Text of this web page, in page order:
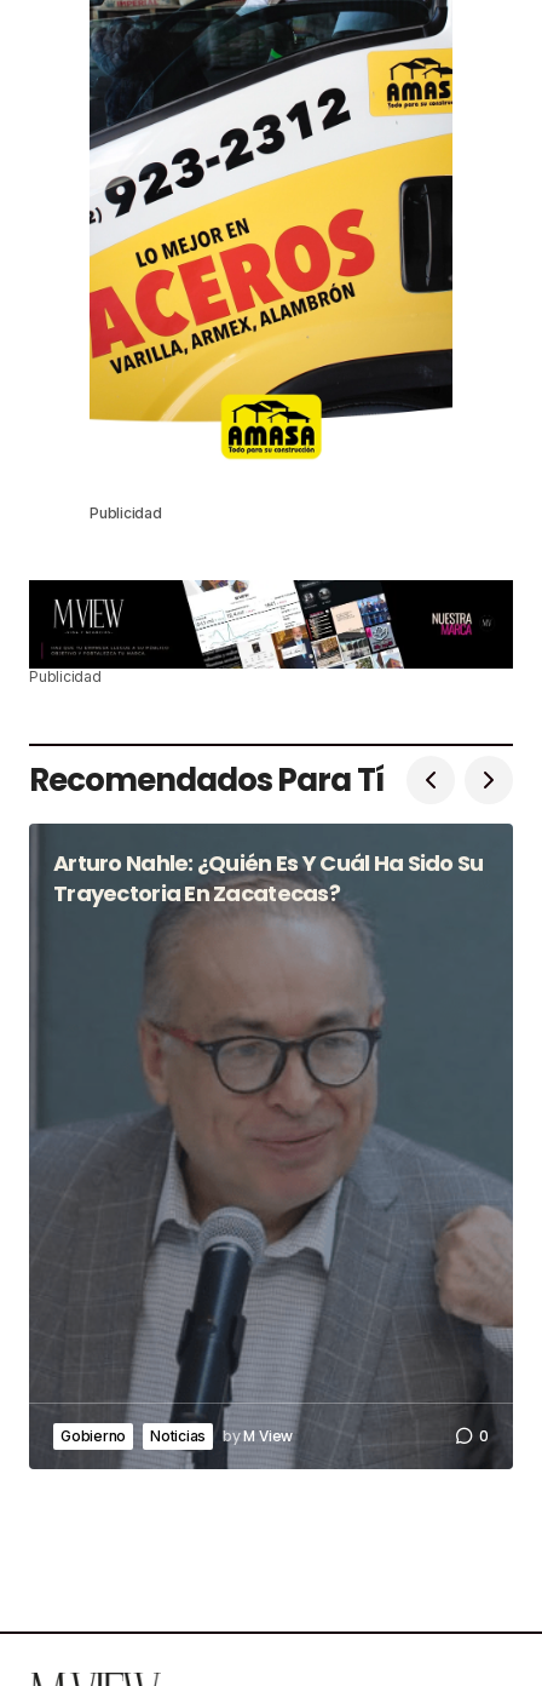
Publicidad
Publicidad
Recomendados Para Tí
Arturo Nahle: ¿Quién Es Y Cuál Ha Sido Su
Trayectoria En Zacatecas?
Gobierno Noticias byM View 0